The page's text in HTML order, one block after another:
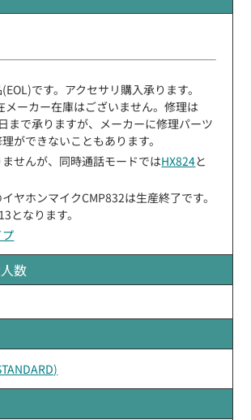
です。アクセサリ購入承ります。
ーカー在庫はございません。修理は
まで承りますが、メーカーに修理パーツ
ができないこともあります。
せんが、同時通話モードではHX824と
ヤホンマイクCMP832は生産終了です。
となります。
数